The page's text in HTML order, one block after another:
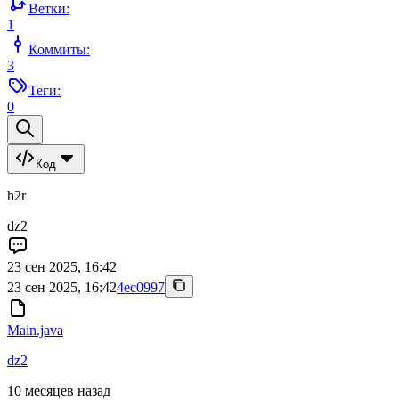
Ветки:
1
Коммиты:
3
Теги:
0
Код
h2r
dz2
23 сен 2025, 16:42
23 сен 2025, 16:424ec0997
Main.java
dz2
10 месяцев назад